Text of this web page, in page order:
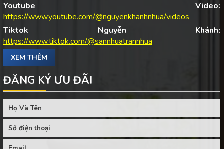
Youtube Video:
https://www.youtube.com/@nguyenkhanhnhua/videos
Tiktok Nguyễn Khánh:
https://www.tiktok.com/@sannhuatrannhua
XEM THÊM
ĐĂNG KÝ ƯU ĐÃI